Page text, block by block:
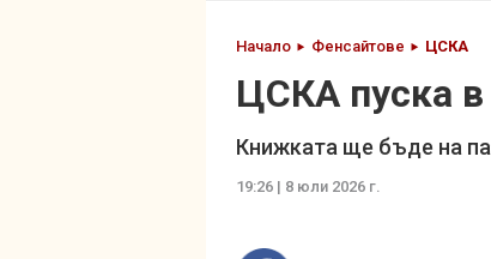
Начало Фенсайтове ЦСКА
ЦСКА пуска
Книжката ще бъде на
19:26 | 8 юли 2026 г.